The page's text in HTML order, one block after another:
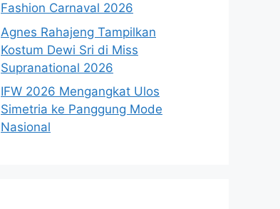
Fashion Carnaval 2026
Agnes Rahajeng Tampilkan
Kostum Dewi Sri di Miss
Supranational 2026
IFW 2026 Mengangkat Ulos
Simetria ke Panggung Mode
Nasional